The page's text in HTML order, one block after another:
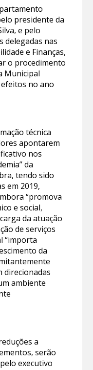
presidente da
e pelo
delegadas nas
e Finanças,
o procedimento
Municipal
no ano
técnica
apontarem
nos
da
tendo sido
em 2019,
“promova
e social,
da atuação
de serviços
“importa
da
direcionadas
ambiente
a
serão
executivo